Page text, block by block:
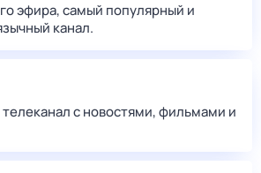
эфира, самый популярный и
канал.
с новостями, фильмами и